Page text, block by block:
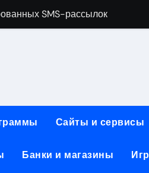
SMS-рассылок
анимации и
почтой: функции,
для современных
преимущества,
Сайты и сервисы
Банки и магазины